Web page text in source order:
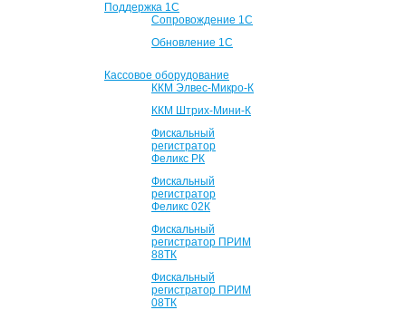
Поддержка 1С
Сопровождение 1С
Обновление 1С
Кассовое оборудование
ККМ Элвес-Микро-К
ККМ Штрих-Мини-К
Фискальный
регистратор
Феликс РК
Фискальный
регистратор
Феликс 02К
Фискальный
регистратор ПРИМ
88ТК
Фискальный
регистратор ПРИМ
08ТК